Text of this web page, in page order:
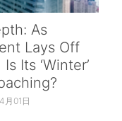
As
Lays Off
Its ‘Winter’
月01日